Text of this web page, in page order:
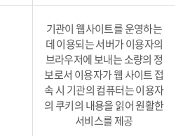
기관이 웹사이트를 운영하는
데 이용되는 서버가 이용자의
브라우저에 보내는 소량의 정
보로서 이용자가 웹 사이트 접
속 시 기관의 컴퓨터는 이용자
의 쿠키의 내용을 읽어 원활한
서비스를 제공